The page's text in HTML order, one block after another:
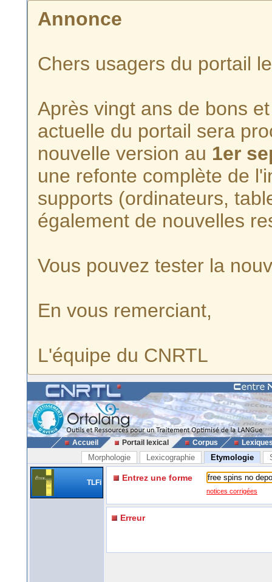
Annonce
Chers usagers du portail
Après vingt ans de bons
actuelle du portail sera
nouvelle version au 1er
une refonte complète de
supports (ordinateurs,
également de nouvelles
Vous pouvez tester la
En vous remerciant,
L'équipe du CNRTL
Accueil Portail lexical Corpus
Morphologie Lexicographie Etymologie
TLFi Entrez une forme
notices corrigées
Erreur